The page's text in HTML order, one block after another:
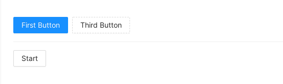
First Button Third Button
Start